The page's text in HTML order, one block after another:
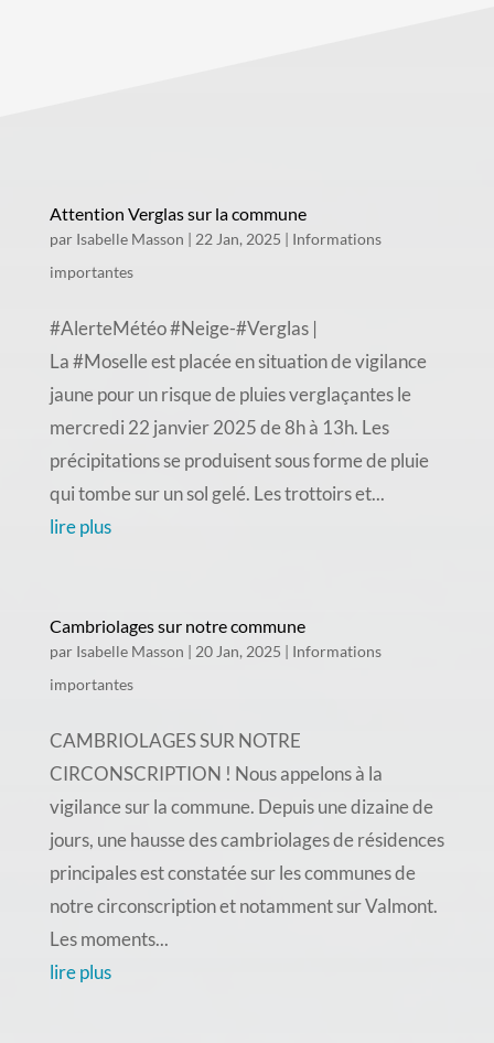
Attention Verglas sur la commune
par Isabelle Masson | 22 Jan, 2025 | Informations
importantes
#AlerteMétéo #Neige-#Verglas |
La #Moselle est placée en situation de vigilance
jaune pour un risque de pluies verglaçantes le
mercredi 22 janvier 2025 de 8h à 13h. Les
précipitations se produisent sous forme de pluie
qui tombe sur un sol gelé. Les trottoirs et...
lire plus
Cambriolages sur notre commune
par Isabelle Masson | 20 Jan, 2025 | Informations
importantes
CAMBRIOLAGES SUR NOTRE
CIRCONSCRIPTION ! Nous appelons à la
vigilance sur la commune. Depuis une dizaine de
jours, une hausse des cambriolages de résidences
principales est constatée sur les communes de
notre circonscription et notamment sur Valmont.
Les moments...
lire plus